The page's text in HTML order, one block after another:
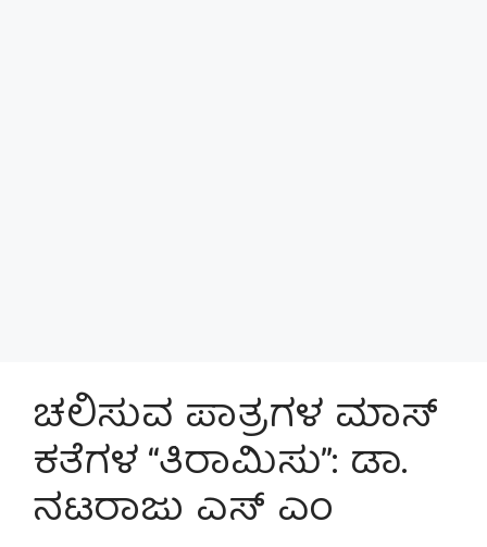
ಚಲಿಸುವ ಪಾತ್ರಗಳ ಮಾಸ್‌
ಕತೆಗಳ “ತಿರಾಮಿಸು”: ಡಾ.
ನಟರಾಜು ಎಸ್‌ ಎಂ